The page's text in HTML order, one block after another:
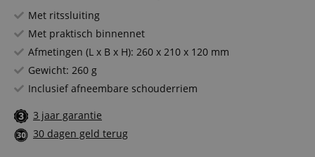
Met ritssluiting
Met praktisch binnennet
Afmetingen (L x B x H): 260 x 210 x 120 mm
Gewicht: 260 g
Inclusief afneembare schouderriem
3 jaar garantie
30 dagen geld terug